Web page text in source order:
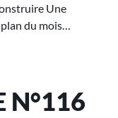
Une
du mois…
N°116